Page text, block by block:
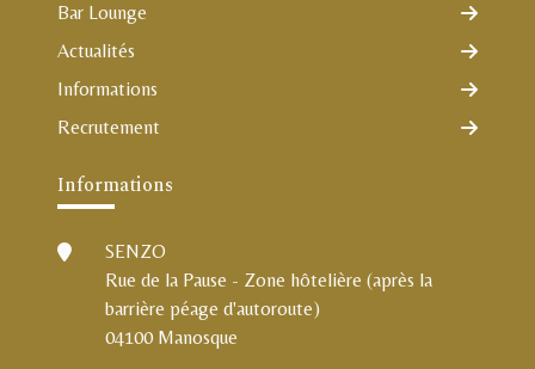
Bar Lounge
Actualités
Informations
Recrutement
Informations
SENZO
Rue de la Pause - Zone hôtelière (après la
barrière péage d'autoroute)
04100 Manosque